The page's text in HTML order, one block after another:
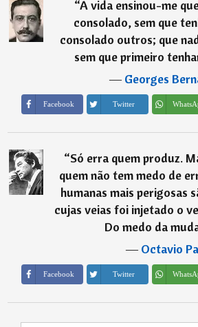
“A vida ensinou-me
consolado, sem que
consolado outros; que
sem que primeiro
―Georges
Facebook Twitter
“Só erra quem produz.
quem não tem medo de
humanas mais perigosas
cujas veias foi injetado o
Do medo da
―Octavio
Facebook Twitter